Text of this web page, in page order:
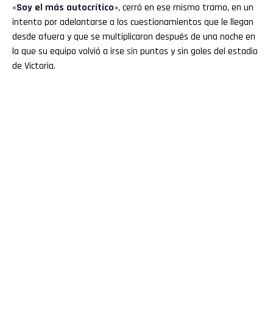
«Soy el más autocrítico», cerró en ese mismo tramo, en un
intento por adelantarse a los cuestionamientos que le llegan
desde afuera y que se multiplicaron después de una noche en
la que su equipo volvió a irse sin puntos y sin goles del estadio
de Victoria.